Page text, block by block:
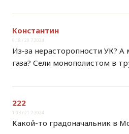
Константин
9:18 / 20.7.2024
Из-за нерасторопности УК?
газа? Сели монополистом в
222
1:03 / 21.7.2024
Какой-то градоначальник в